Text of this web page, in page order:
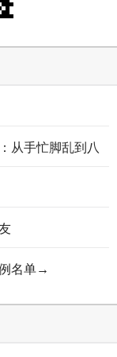
从手忙脚乱到八
名单→